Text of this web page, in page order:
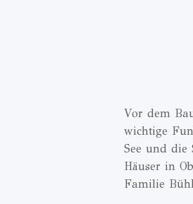
Vor dem
wichtige
See und die
Häuser in
Familie